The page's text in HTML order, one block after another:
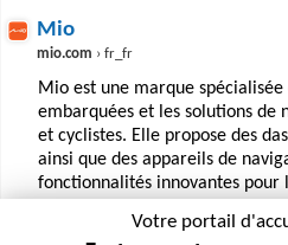
Mio
mio.com › fr_fr
Mio est une marque spécialisée
embarquées et les solutions de
et cyclistes. Elle propose des
ainsi que des appareils de
fonctionnalités innovantes pour
Votre portail